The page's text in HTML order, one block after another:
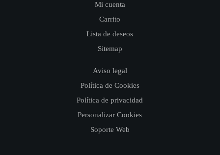
Mi cuenta
Carrito
Lista de deseos
Sitemap
Aviso legal
Política de Cookies
Política de privacidad
Personalizar Cookies
Soporte Web